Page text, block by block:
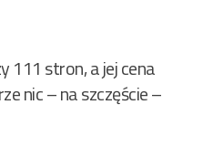
111 stron, a jej cena
nic – na szczęście –